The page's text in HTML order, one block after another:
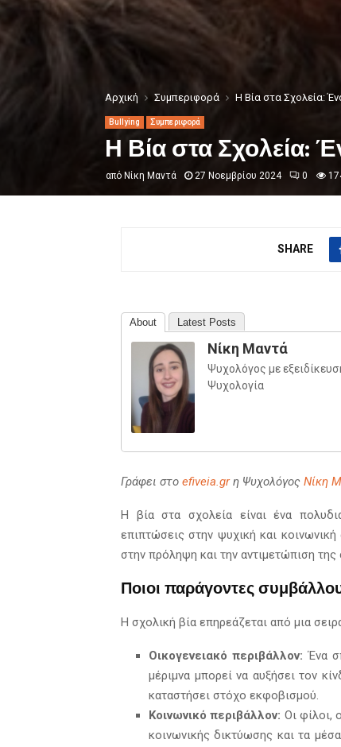
Αρχική Συμπεριφορά Η Βία στα Σχολεία:
Bullying Συμπεριφορά
Η Βία στα Σχολεία:
από Νίκη Μαντά 27 Νοεμβρίου 2024 0
SHARE
About Latest Posts
Νίκη Μαντά
Ψυχολόγος με
Ψυχολογία
Γράφει στο efiveia.grη Ψυχολόγος Νίκη
Η βία στα σχολεία είναι ένα
επιπτώσεις στην ψυχική και
στην πρόληψη και την αντιμετώπιση της
Ποιοι παράγοντες
Η σχολική βία επηρεάζεται από μια
Οικογενειακό περιβάλλον:Ένα
μέριμνα μπορεί να αυξήσει τον
καταστήσει στόχο εκφοβισμού.
Κοινωνικό περιβάλλον: Οι φίλοι,
κοινωνικής δικτύωσης και τα